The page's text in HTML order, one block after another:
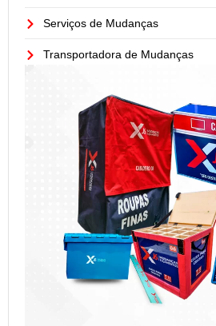
Serviços de Mudanças
Transportadora de Mudanças